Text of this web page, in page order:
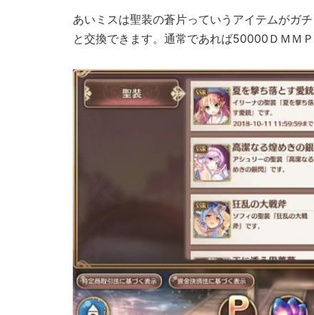
あいミスは聖装の蒼片っていうアイテムがガ
と交換できます。通常であれば50000ＤＭＭ